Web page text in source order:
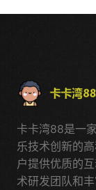
卡卡湾88是一
乐技术创新的
户提供优质的
术研发团队和